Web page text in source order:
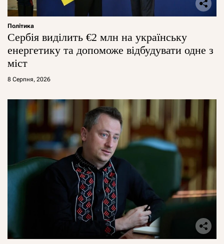
Політика
Сербія виділить €2 млн на українську
енергетику та допоможе відбудувати одне з
міст
8 Серпня, 2026